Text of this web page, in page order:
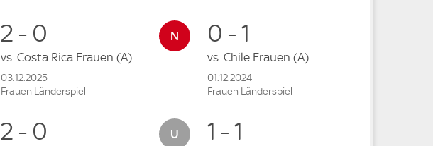
2 - 0
vs. Costa Rica Frauen (A)
03.12.2025
Frauen Länderspiel
2 - 0
0 - 1
vs. Chile Frauen (A)
01.12.2024
Frauen Länderspiel
1 - 1